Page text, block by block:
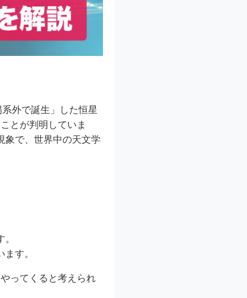
外で誕生」した恒星
とが判明していま
象で、世界中の天文学
す。
ってくると考えられ